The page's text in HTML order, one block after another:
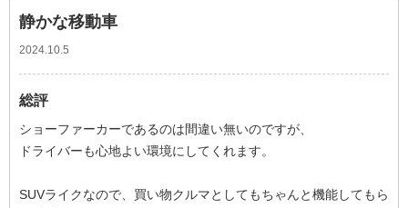
静かな移動車
2024.10.5
総評
ショーファーカーであるのは間違い無いのですが、
ドライバーも心地よい環境にしてくれます。
SUVライクなので、買い物クルマとしてもちゃんと機能してもら